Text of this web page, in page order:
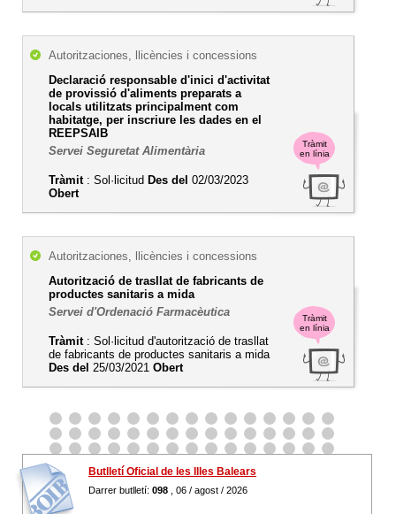
Tràmit
en línia
Autoritzaciones, llicències i concessions
Declaració responsable d'inici d'activitat
de provissió d'aliments preparats a
locals utilitzats principalment com
habitatge, per inscriure les dades en el
REEPSAIB
Servei Seguretat Alimentària
Tràmit: Sol·licitud Des del 02/03/2023
Obert
Tràmit
en línia
Autoritzaciones, llicències i concessions
Autorització de trasllat de fabricants de
productes sanitaris a mida
Servei d'Ordenació Farmacèutica
Tràmit: Sol·licitud d'autorització de trasllat
de fabricants de productes sanitaris a mida
Des del 25/03/2021 Obert
Butlletí Oficial de les Illes Balears
Darrer butlletí: 098 , 06 / agost / 2026